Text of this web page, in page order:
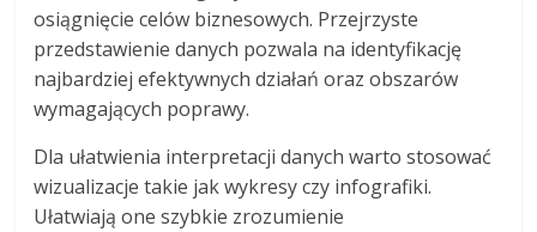
osiągnięcie celów biznesowych. Przejrzyste
przedstawienie danych pozwala na identyfikację
najbardziej efektywnych działań oraz obszarów
wymagających poprawy.
Dla ułatwienia interpretacji danych warto stosować
wizualizacje takie jak wykresy czy infografiki.
Ułatwiają one szybkie zrozumienie